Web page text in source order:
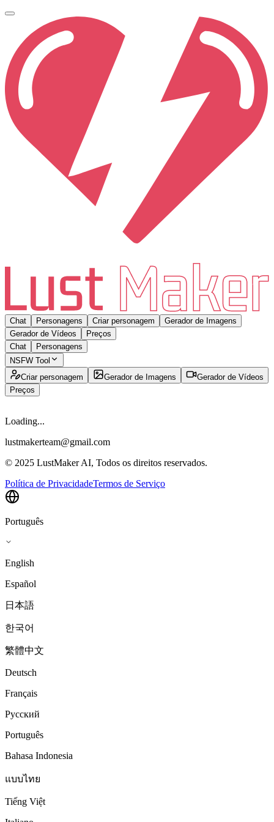
Chat Personagens Criar personagem
Gerador de Imagens
Gerador de Vídeos
Preços
Chat
Personagens
NSFW Tool
Criar personagem
Gerador de Imagens
Gerador de Vídeos
Preços
Loading...
lustmakerteam@gmail.com
© 2025 LustMaker AI, Todos os direitos reservados.
Política de PrivacidadeTermos de Serviço
Português
English
Español
日本語
한국어
繁體中文
Deutsch
Français
Русский
Português
Bahasa Indonesia
แบบไทย
Tiếng Việt